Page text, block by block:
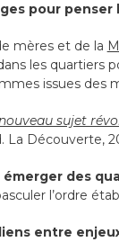
pour
mères et de la
les quartiers
issues des
sujet
La Découverte,
des
l’ordre
entre